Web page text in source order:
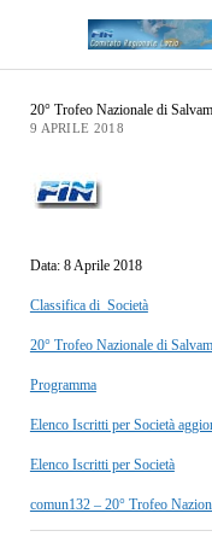
20° Trofeo Nazionale di
9 APRILE 2018
Data: 8 Aprile 2018
Classifica di Società
20° Trofeo Nazionale di
Programma
Elenco Iscritti per Società
Elenco Iscritti per Società
comun132 – 20° Trofeo